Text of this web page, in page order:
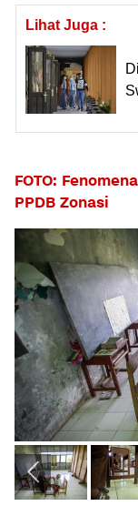
Lihat Juga :
FOTO:
PPDB Zonasi